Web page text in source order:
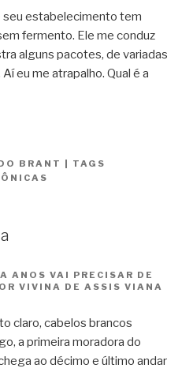
estabelecimento tem
fermento. Ele me conduz
alguns pacotes, de variadas
eu me atrapalho. Qual é a
BRANT | TAGS
ANOS VAI PRECISAR DE
VIVINA DE ASSIS VIANA
claro, cabelos brancos
a primeira moradora do
ao décimo e último andar